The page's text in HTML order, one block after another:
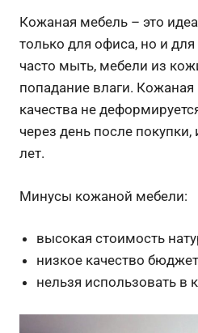
Кожаная мебель – это
только для офиса, но и
часто мыть, мебели из
попадание влаги.
качества не
через день после
лет.
Минусы кожаной мебели:
высокая стоимость
низкое качество
нельзя использовать в